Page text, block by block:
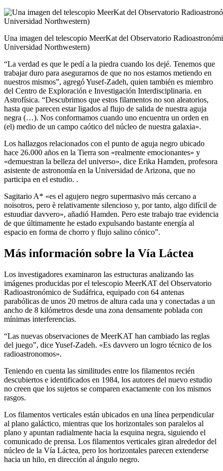
Una imagen del telescopio MeerKat del Observatorio
Universidad Northwestern)
“La verdad es que le pedí a la piedra cuando los dejé. Tenemos que
trabajar duro para asegurarnos de que no nos estamos metiendo en
nuestros mismos”, agregó Yusef-Zadeh, quien también es miembro
del Centro de Exploración e Investigación Interdisciplinaria. en
Astrofísica. “Descubrimos que estos filamentos no son aleatorios,
hasta que parecen estar ligados al flujo de salida de nuestra aguja
negra (…). Nos conformamos cuando uno encuentra un orden en
(el) medio de un campo caótico del núcleo de nuestra galaxia».
Los hallazgos relacionados con el punto de aguja negro ubicado
hace 26.000 años en la Tierra son «realmente emocionantes» y
«demuestran la belleza del universo», dice Erika Hamden, profesora
asistente de astronomía en la Universidad de Arizona, que no
participa en el estudio. .
Sagitario A* «es el agujero negro supermasivo más cercano a
noisotros, pero è relativamente silencioso y, por tanto, algo difícil de
estuudiar davvero», añadió Hamden. Pero este trabajo trae evidencia
de que últimamente he estado expulsando bastante energía al
espacio en forma de chorro y flujo salino cónico”.
Más información sobre la Vía Láctea
Los investigadores examinaron las estructuras analizando las
imágenes producidas por el telescopio MeerKAT del Observatorio
Radioastronómico de Sudáfrica, equipado con 64 antenas
parabólicas de unos 20 metros de altura cada una y conectadas a un
ancho de 8 kilómetros desde una zona densamente poblada con
mínimas interferencias.
“Las nuevas observaciones de MeerKAT han cambiado las reglas
del juego”, dice Yusef-Zadeh. «Es davvero un logro técnico de los
radioastronomos».
Teniendo en cuenta las similitudes entre los filamentos recién
descubiertos e identificados en 1984, los autores del nuevo estudio
no creen que los sujetos se comparen exactamente con los mismos
rasgos.
Los filamentos verticales están ubicados en una línea perpendicular
al plano galáctico, mientras que los horizontales son paralelos al
plano y apuntan radialmente hacia la esquina negra, siguiendo el
comunicado de prensa. Los filamentos verticales giran alrededor del
núcleo de la Vía Láctea, pero los horizontales parecen extenderse
hacia un hilo, en dirección al ángulo negro.